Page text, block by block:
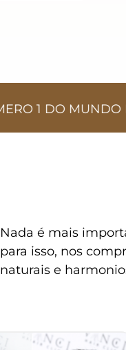
EM
Nada é mais
para isso, nos
naturais e